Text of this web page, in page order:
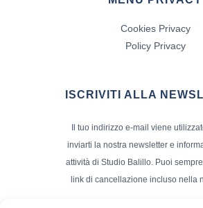
Cookies Privacy
Policy Privacy
ISCRIVITI ALLA
Il tuo indirizzo e-mail viene
inviarti la nostra newsletter e
attività di Studio Balillo. Puoi
link di cancellazione incluso nella